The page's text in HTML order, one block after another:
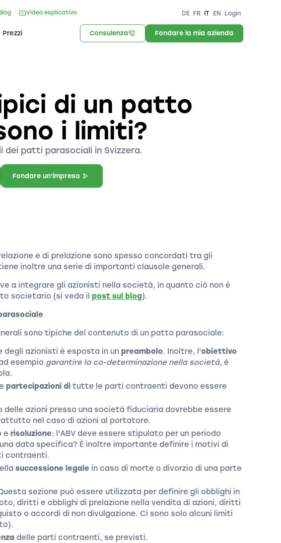
Blog Video esplicativo DE FR IT EN Login
Prezzi Consulenza Fondare la mia azienda
di un patto
i limiti?
dei patti parasociali in Svizzera.
Fondare un'impresa
e di prelazione sono spesso concordati tra gli
inoltre una serie di importanti clausole generali.
a integrare gli azionisti nella società, in quanto ciò non è
societario (si veda ilpost sul blog).
sono tipiche del contenuto di un patto parasociale:
degli azionisti è esposta in un preambolo. Inoltre, l'obiettivo
esempio garantire la co-determinazione nella società, è
partecipazioni ditutte le parti contraenti devono essere
delle azioni presso una società fiduciaria dovrebbe essere
nel caso di azioni al portatore.
e risoluzione: l'ABV deve essere stipulato per un periodo
data specifica? È inoltre importante definire i motivi di
contraenti.
successione legale in caso di morte o divorzio di una parte
sezione può essere utilizzata per definire gli obblighi in
diritti e obblighi di prelazione nella vendita di azioni, diritti
o accordi di non divulgazione. Ci sono solo alcuni limiti
delle parti contraenti, se previsti.